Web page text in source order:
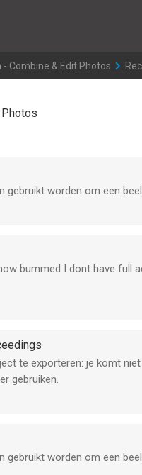
- Combine & Edit Photos >
gebruikt worden om een
bummed I dont have full
te exporteren: je komt
gebruiken.
gebruikt worden om een